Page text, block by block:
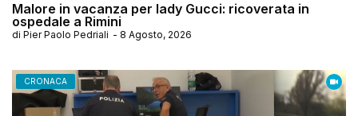
Malore in vacanza per lady Gucci: ricoverata in
ospedale a Rimini
di Pier Paolo Pedriali - 8 Agosto, 2026
CRONACA